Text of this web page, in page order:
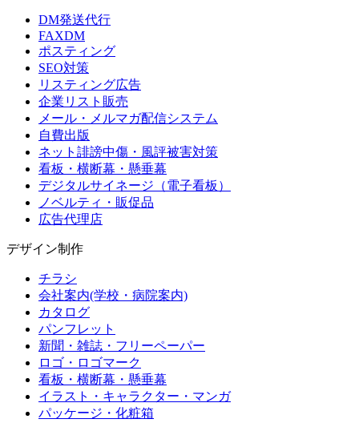
DM発送代行
FAXDM
ポスティング
SEO対策
リスティング広告
企業リスト販売
メール・メルマガ配信システム
自費出版
ネット誹謗中傷・風評被害対策
看板・横断幕・懸垂幕
デジタルサイネージ（電子看板）
ノベルティ・販促品
広告代理店
デザイン制作
チラシ
会社案内(学校・病院案内)
カタログ
パンフレット
新聞・雑誌・フリーペーパー
ロゴ・ロゴマーク
看板・横断幕・懸垂幕
イラスト・キャラクター・マンガ
パッケージ・化粧箱